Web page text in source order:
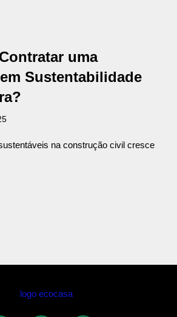
uma
Sustentabilidade
na construção civil cresce